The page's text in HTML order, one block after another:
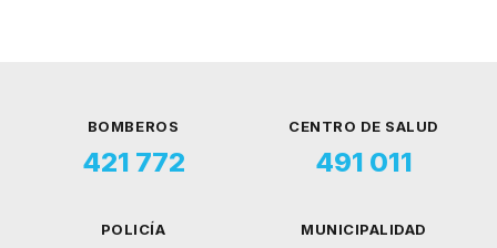
BOMBEROS
421 772
CENTRO DE SALUD
491 011
POLICÍA MUNICIPALIDAD